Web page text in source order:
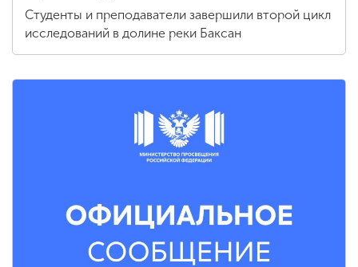
Студенты и преподаватели завершили второй цикл
исследований в долине реки Баксан